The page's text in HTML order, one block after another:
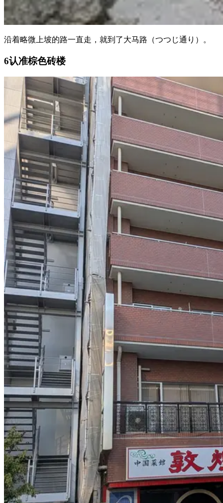
沿着略微上坡的路一直走，就到了大马路（つつじ通り）。
6认准棕色砖楼